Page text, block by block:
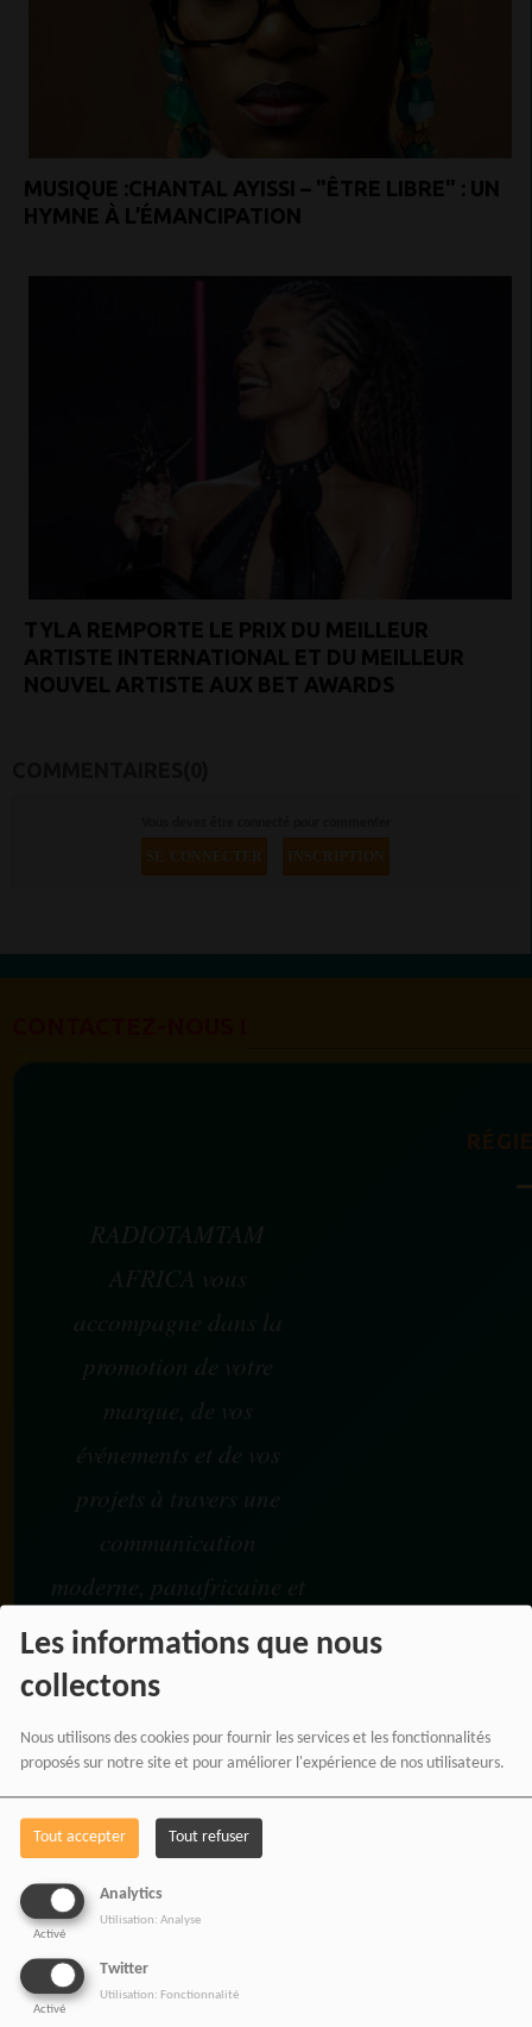
Les informations que nous
collectons
Nous utilisons des cookies pour fournir les services et les fonctionnalités
proposés sur notre site et pour améliorer l'expérience de nos utilisateurs.
Tout accepter Tout refuser
Analytics
Activé
Utilisation: Analyse
Twitter
Activé
Utilisation: Fonctionnalité
MUSIQUE :CHANTAL AYISSI – "ÊTRE LIBRE" : UN
HYMNE À L’ÉMANCIPATION
TYLA REMPORTE LE PRIX DU MEILLEUR
ARTISTE INTERNATIONAL ET DU MEILLEUR
NOUVEL ARTISTE AUX BET AWARDS
SE CONNECTER INSCRIPTION
RADIOTAMTAM
AFRICA vous
accompagne dans la
promotion de votre
marque, de vos
événements et de vos
projets à travers une
communication
moderne, panafricaine et
digitale.
NOS OFFRES
Rejoignez une équipe engagée
pour une information libre,
innovante et tournée vers